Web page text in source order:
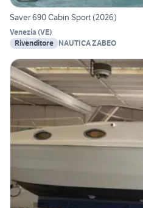
Saver 690 Cabin Sport (2026)
Venezia (VE)
Rivenditore NAUTICA ZABEO